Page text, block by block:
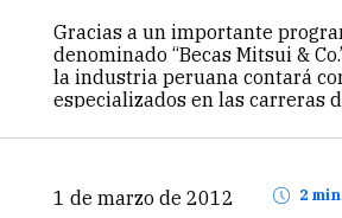
Gracias a un importante
denominado “Becas Mitsui &
la industria peruana contará
especializados en las carreras
Construcción y Mecánica
Continuar
1 de marzo de 2012 2